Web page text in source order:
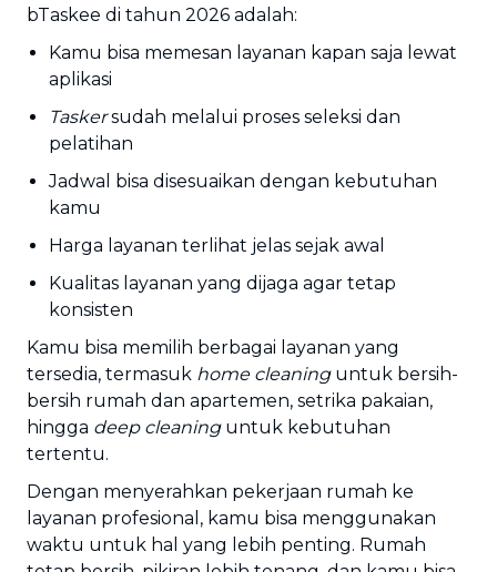
bTaskee di tahun 2026 adalah:
Kamu bisa memesan layanan kapan saja lewat
aplikasi
Taskersudah melalui proses seleksi dan
pelatihan
Jadwal bisa disesuaikan dengan kebutuhan
kamu
Harga layanan terlihat jelas sejak awal
Kualitas layanan yang dijaga agar tetap
konsisten
Kamu bisa memilih berbagai layanan yang
tersedia, termasuk home cleaning untuk bersih-
bersih rumah dan apartemen, setrika pakaian,
hingga deep cleaninguntuk kebutuhan
tertentu.
Dengan menyerahkan pekerjaan rumah ke
layanan profesional, kamu bisa menggunakan
waktu untuk hal yang lebih penting. Rumah